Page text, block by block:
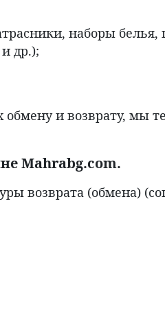
наборы
др.);
обмену и возврату, мы
Mahrabg.com.
возврата (обмена)